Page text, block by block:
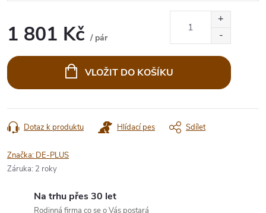
1 801 Kč / pár
cena:
VLOŽIT DO KOŠÍKU
Dotaz k produktu Hlídací pes Sdílet
Značka: DE-PLUS
Záruka: 2 roky
Na trhu přes 30 let
Rodinná firma co se o Vás postará